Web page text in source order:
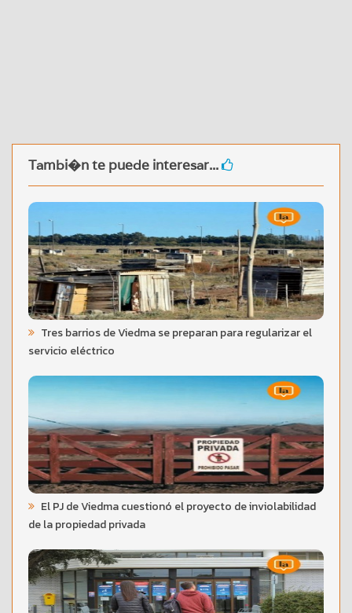
Tambi�n te puede interesar...
Tres barrios de Viedma se preparan para regularizar el
servicio eléctrico
El PJ de Viedma cuestionó el proyecto de inviolabilidad
de la propiedad privada